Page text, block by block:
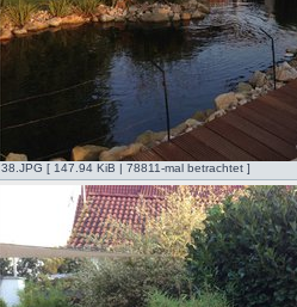
38.JPG [ 147.94 KiB | 78811-mal betrachtet ]